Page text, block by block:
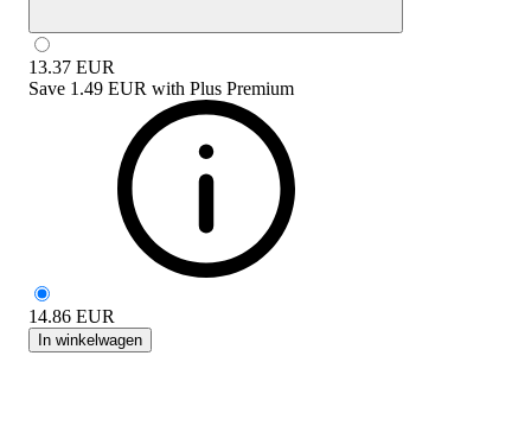
13.37 EUR
Save 1.49 EUR with Plus Premium
14.86 EUR
In winkelwagen